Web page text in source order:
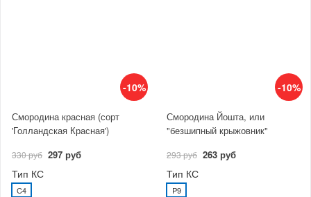
-10%
Смородина красная (сорт
'Голландская Красная')
330 руб 297 руб
Тип КС
C4
-10%
Смородина Йошта, или
"безшипный крыжовник"
293 руб 263 руб
Тип КС
P9